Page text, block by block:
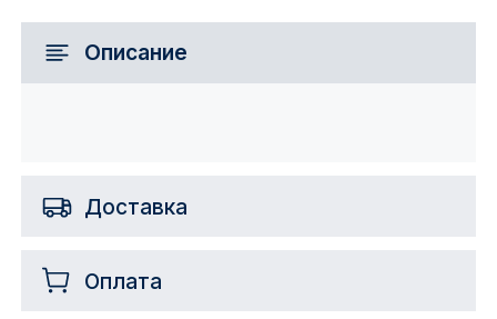
Описание
Доставка
Оплата